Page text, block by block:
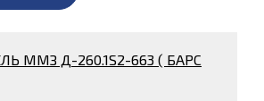
ММЗ Д-260.1S2-663 ( БАРС